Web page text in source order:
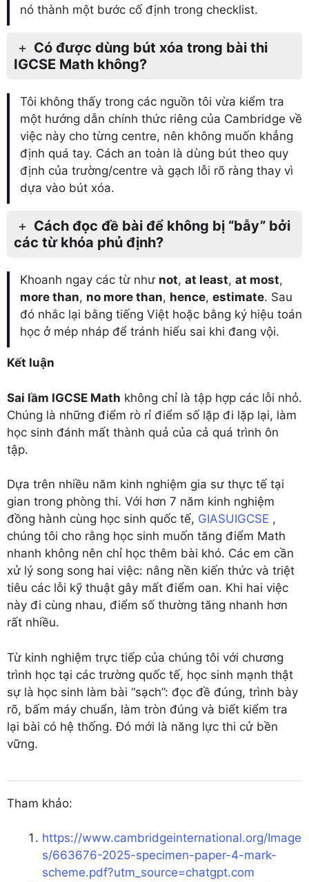
nó thành một bước cố định trong checklist.
Có được dùng bút xóa trong bài thi
IGCSE Math không?
Tôi không thấy trong các nguồn tôi vừa kiểm tra
một hướng dẫn chính thức riêng của Cambridge về
việc này cho từng centre, nên không muốn khẳng
định quá tay. Cách an toàn là dùng bút theo quy
định của trường/centre và gạch lỗi rõ ràng thay vì
dựa vào bút xóa.
Cách đọc đề bài để không bị “bẫy” bởi
các từ khóa phủ định?
Khoanh ngay các từ như not, at least, at most,
more than, no more than, hence, estimate. Sau
đó nhắc lại bằng tiếng Việt hoặc bằng ký hiệu toán
học ở mép nháp để tránh hiểu sai khi đang vội.
Kết luận
Sai lầm IGCSE Math không chỉ là tập hợp các lỗi nhỏ.
Chúng là những điểm rò rỉ điểm số lặp đi lặp lại, làm
học sinh đánh mất thành quả của cả quá trình ôn
tập.
Dựa trên nhiều năm kinh nghiệm gia sư thực tế tại
gian trong phòng thi. Với hơn 7 năm kinh nghiệm
đồng hành cùng học sinh quốc tế, GIASUIGCSE ,
chúng tôi cho rằng học sinh muốn tăng điểm Math
nhanh không nên chỉ học thêm bài khó. Các em cần
xử lý song song hai việc: nâng nền kiến thức và triệt
tiêu các lỗi kỹ thuật gây mất điểm oan. Khi hai việc
này đi cùng nhau, điểm số thường tăng nhanh hơn
rất nhiều.
Từ kinh nghiệm trực tiếp của chúng tôi với chương
trình học tại các trường quốc tế, học sinh mạnh thật
sự là học sinh làm bài “sạch”: đọc đề đúng, trình bày
rõ, bấm máy chuẩn, làm tròn đúng và biết kiểm tra
lại bài có hệ thống. Đó mới là năng lực thi cử bền
vững.
Tham khảo:
https://www.cambridgeinternational.org/Image
s/663676-2025-specimen-paper-4-mark-
scheme.pdf?utm_source=chatgpt.com